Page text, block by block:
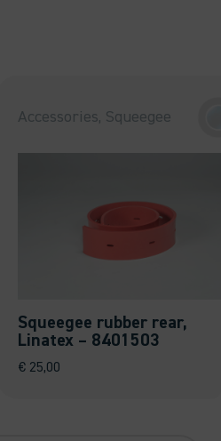
Accessories, Squeegee
Squeegee rubber rear,
Linatex – 8401503
€ 25,00